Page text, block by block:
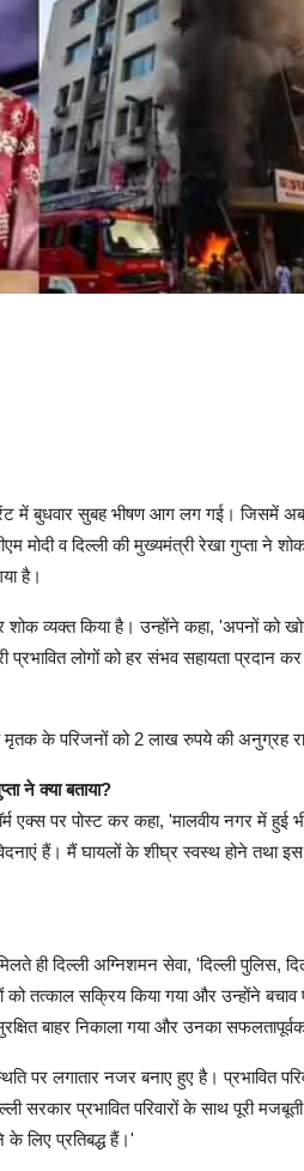
में बुधवार सुबह भीषण आग लग गई। जिसमें
मोदी व दिल्ली की मुख्यमंत्री रेखा गुप्ता ने
है।
शोक व्यक्त किया है। उन्होंने कहा, 'अपनों को
प्रभावित लोगों को हर संभव सहायता प्रदान
के परिजनों को 2 लाख रुपये की अनुग्रह
ने क्या बताया?
एक्स पर पोस्ट कर कहा, 'मालवीय नगर में
हैं। मैं घायलों के शीघ्र स्वस्थ होने तथा
ही दिल्ली अग्निशमन सेवा, 'दिल्ली
तत्काल सक्रिय किया गया और उन्होंने बचाव
बाहर निकाला गया और उनका
पर लगातार नजर बनाए हुए है। प्रभावित
सरकार प्रभावित परिवारों के साथ पूरी
के लिए प्रतिबद्ध हैं।'